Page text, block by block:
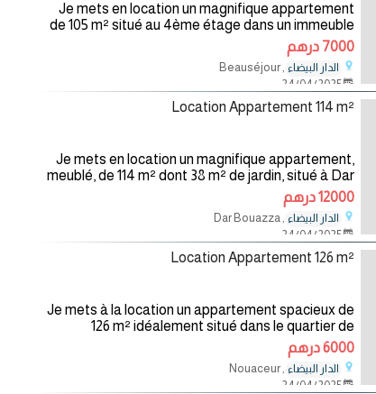
Je mets en location un magnifique appartement
de 105 m² situé au 4ème étage dans un immeuble
calme à Beauséjour. Il comprend un salon
spacieux, deux chambres, une cuisine
7000 درهم
الدار البيضاء , Beauséjour
24/04/2025
Location Appartement 114 m²
Je mets en location un magnifique appartement,
meublé, de 114 m² dont 38 m² de jardin, situé à Dar
Bouazza. Situé au rez de chaussée, il comprend
deux chambres dont une
12000 درهم
الدار البيضاء , Dar Bouazza
24/04/2025
Location Appartement 126 m²
Je mets à la location un appartement spacieux de
126 m² idéalement situé dans le quartier de
Nouaceur, cet appartement combine tranquillité
et accessibilité. Il se compose
6000 درهم
الدار البيضاء , Nouaceur
24/04/2025